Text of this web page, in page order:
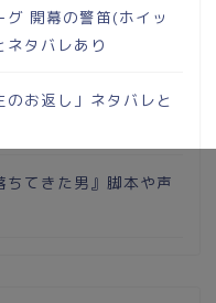
開幕の警笛(ホイッ
タバレあり
のお返し」ネタバレと
てきた男』脚本や声